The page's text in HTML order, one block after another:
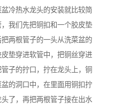
冷热水龙头的安装就比较简
我们先把铜扣和一个胶皮垫
两根管子的一头从洗菜盆的
垫穿进软管中，把铜丝穿进
子的拧口，拧在龙头上，铜
的洞口中，在里面用铜扣拧
了，再把两根管子接在出水